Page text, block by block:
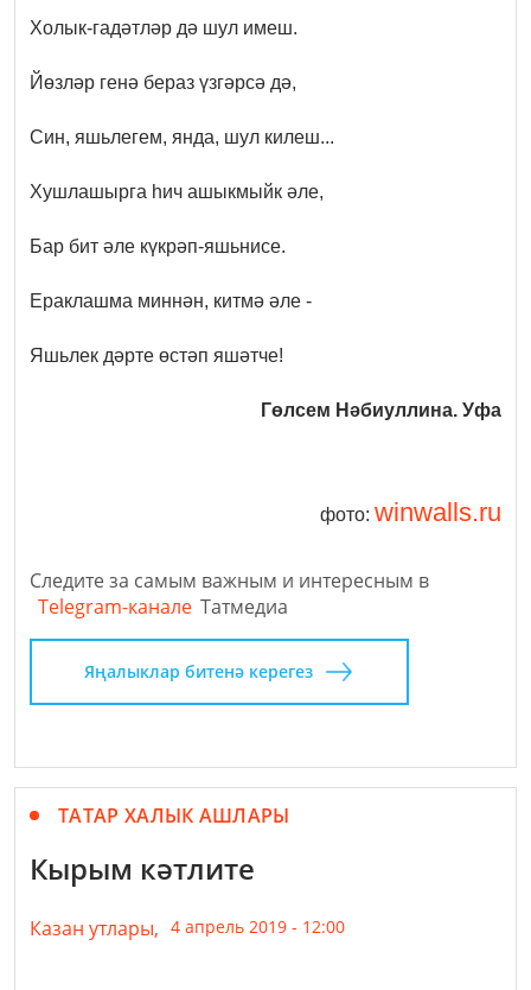
Холык-гадәтләр дә шул имеш.
Йөзләр генә бераз үзгәрсә дә,
Син, яшьлегем, янда, шул килеш...
Хушлашырга һич ашыкмыйк әле,
Бар бит әле күкрәп-яшьнисе.
Ераклашма миннән, китмә әле -
Яшьлек дәрте өстәп яшәтче!
Гөлсем Нәбиуллина. Уфа
фото: winwalls.ru
Следите за самым важным и интересным в
Telegram-канале Татмедиа
Яңалыклар битенә керегез
ТАТАР ХАЛЫК АШЛАРЫ
Кырым кәтлите
Казан утлары, 4 апрель 2019 - 12:00